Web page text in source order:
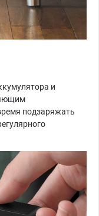
и
подзаряжать